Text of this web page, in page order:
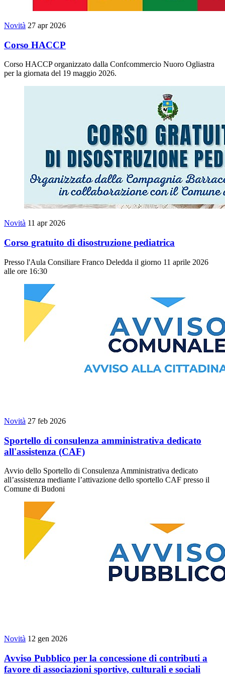
Novità 27 apr 2026
Corso HACCP
Corso HACCP organizzato dalla Confcommercio Nuoro Ogliastra
per la giornata del 19 maggio 2026.
Novità 11 apr 2026
Corso gratuito di disostruzione pediatrica
Presso l'Aula Consiliare Franco Deledda il giorno 11 aprile 2026
alle ore 16:30
Novità 27 feb 2026
Sportello di consulenza amministrativa dedicato
all'assistenza (CAF)
Avvio dello Sportello di Consulenza Amministrativa dedicato
all’assistenza mediante l’attivazione dello sportello CAF presso il
Comune di Budoni
Novità 12 gen 2026
Avviso Pubblico per la concessione di contributi a
favore di associazioni sportive, culturali e sociali